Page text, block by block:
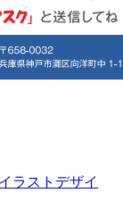
ラストデザイ